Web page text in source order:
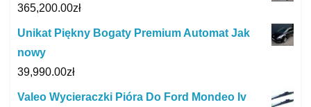
365,200.00zł
Unikat Piękny Bogaty Premium Automat Jak
nowy
39,990.00zł
Valeo Wycieraczki Pióra Do Ford Mondeo Iv